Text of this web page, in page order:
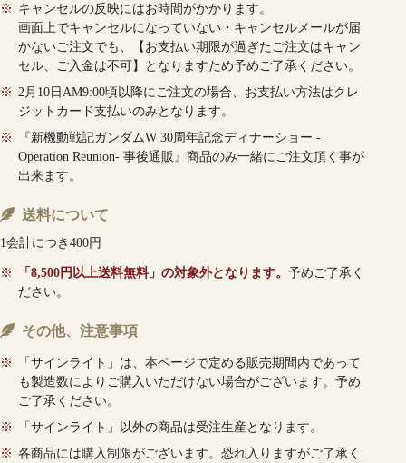
※ キャンセルの反映にはお時間がかかります。
画面上でキャンセルになっていない・キャンセルメールが届
かないご注文でも、【お支払い期限が過ぎたご注文はキャン
セル、ご入金は不可】となりますため予めご了承ください。
※ 2月10日AM9:00頃以降にご注文の場合、お支払い方法はクレ
ジットカード支払いのみとなります。
※
『新機動戦記ガンダムW 30周年記念ディナーショー -
Operation Reunion- 事後通販』商品のみ一緒にご注文頂く事が
出来ます。
送料について
1会計につき400円
※ 「8,500円以上送料無料」の対象外となります。 予めご了承く
ださい。
その他、注意事項
※
「サインライト」は、本ページで定める販売期間内であって
も製造数によりご購入いただけない場合がございます。予め
ご了承ください。
※
「サインライト」以外の商品は受注生産となります。
※ 各商品には購入制限がございます。恐れ入りますがご了承く